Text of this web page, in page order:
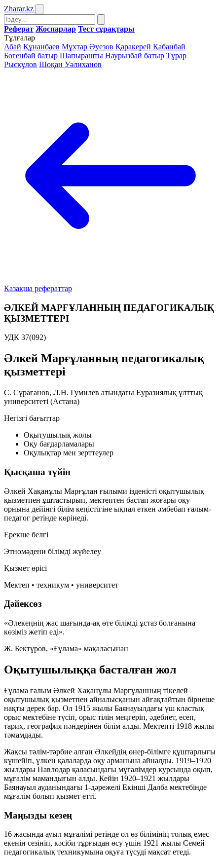
Zharar.kz
Реферат Жоспарлар Тест сұрақтары
Тұлғалар
Абай Құнанбаев Мұхтар Әуезов Қаракерей Қабанбай
Бөгенбай батыр Шапырашты Наурызбай батыр Тұрар
Рысқұлов Шоқан Уәлиханов
Қазақша рефераттар
ӘЛКЕЙ МАРҒҰЛАННЫҢ ПЕДАГОГИКАЛЫҚ
ҚЫЗМЕТТЕРІ
УДК 37(092)
Әлкей Марғұланның педагогикалық
қызметтері
С. Сұрағанов, Л.Н. Гумилев атындағы Еуразиялық ұлттық
университеті (Астана)
Негізгі бағыттар
Оқытушылық жолы
Оқу бағдарламалары
Оқулықтар мен зерттеулер
Қысқаша түйін
Әлкей Хақанұлы Марғұлан ғылыми ізденісті оқытушылық
қызметпен ұштастырып, мектептен бастап жоғары оқу
орнына дейінгі білім кеңістігіне ықпал еткен әмбебап ғалым-
педагог ретінде көрінеді.
Ерекше белгі
Этномәдени білімді жүйелеу
Қызмет өрісі
Мектеп • техникум • университет
Дәйексөз
«Әлекеңнің жас шағында-ақ өте білімді ұстаз болғанына
көзіміз жетіп еді».
Ж. Бектұров, «Ғұлама» мақаласынан
Оқытушылыққа басталған жол
Ғұлама ғалым Әлкей Хақанұлы Марғұланның тікелей
оқытушылық қызметпен айналысқанын айғақтайтын бірнеше
нақты дерек бар. Ол 1915 жылы Баянауылдағы үш кластық
орыс мектебіне түсіп, орыс тілін меңгеріп, әдебиет, есеп,
тарих, география пәндерінен білім алды. Мектепті 1918 жылы
тәмамдады.
Жақсы тәлім-тәрбие алған Әлкейдің өнер-білімге құштарлығы
күшейіп, үлкен қалаларда оқу арманына айналды. 1919–1920
жылдары Павлодар қаласындағы мұғалімдер курсында оқып,
мұғалім мамандығын алды. Кейін 1920–1921 жылдары
Баянауыл ауданындағы 1-дәрежелі Екінші Далба мектебінде
мұғалім болып қызмет етті.
Маңызды кезең
16 жасында ауыл мұғалімі ретінде ол өз білімінің толық емес
екенін сезініп, кәсіби тұрғыдан өсу үшін 1921 жылы Семей
педагогикалық техникумына оқуға түсуді мақсат етеді.